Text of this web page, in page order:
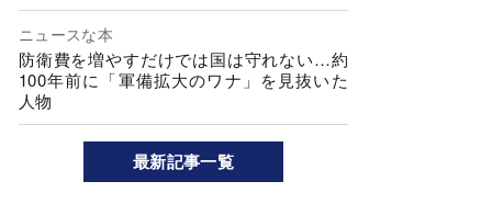
ニュースな本
防衛費を増やすだけでは国は守れない…約
100年前に「軍備拡大のワナ」を見抜いた
人物
最新記事一覧